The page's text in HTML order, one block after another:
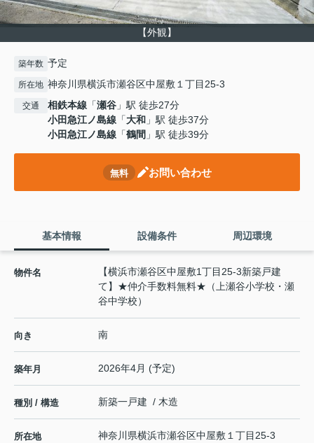
【外観】
築年数 予定
所在地 神奈川県横浜市瀬谷区中屋敷１丁目25-3
交通 相鉄本線 「瀬谷 」駅 徒歩27分
小田急江ノ島線 「大和 」駅 徒歩37分
小田急江ノ島線 「鶴間 」駅 徒歩39分
無料 お問い合わせ
基本情報 設備条件 周辺環境
物件名
【横浜市瀬谷区中屋敷1丁目25-3新築戸建
て】★仲介手数料無料★（上瀬谷小学校・瀬
谷中学校）
向き 南
築年月 2026年4月 (予定)
種別 / 構造 新築一戸建 / 木造
所在地 神奈川県横浜市瀬谷区中屋敷１丁目25-3